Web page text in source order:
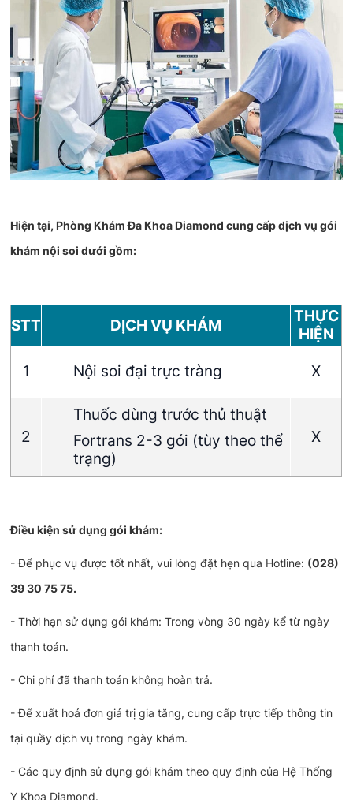
Hiện tại, Phòng Khám Đa Khoa Diamond cung cấp dịch vụ gói
khám nội soi dưới gồm:
STT DỊCH VỤ KHÁM
THỰC
HIỆN
1 Nội soi đại trực tràng X
2
Thuốc dùng trước thủ thuật
Fortrans 2-3 gói (tùy theo thể
trạng)
X
Điều kiện sử dụng gói khám:
- Để phục vụ được tốt nhất, vui lòng đặt hẹn qua Hotline: (028)
39 30 75 75.
- Thời hạn sử dụng gói khám: Trong vòng 30 ngày kể từ ngày
thanh toán.
- Chi phí đã thanh toán không hoàn trả.
- Để xuất hoá đơn giá trị gia tăng, cung cấp trực tiếp thông tin
tại quầy dịch vụ trong ngày khám.
- Các quy định sử dụng gói khám theo quy định của Hệ Thống
Y Khoa Diamond.